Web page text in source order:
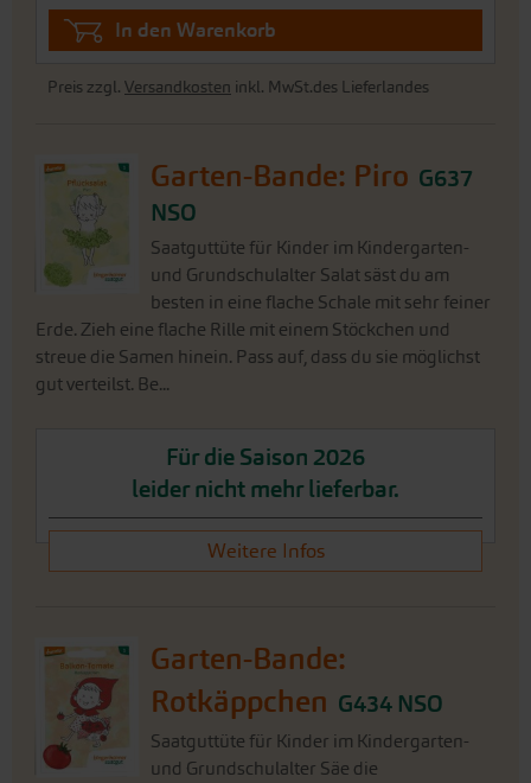
In den Warenkorb
Preis zzgl. Versandkosten inkl. MwSt.des Lieferlandes
Garten-Bande: Piro G637
NSO
Saatguttüte für Kinder im Kindergarten-
und Grundschulalter Salat säst du am
besten in eine flache Schale mit sehr feiner
Erde. Zieh eine flache Rille mit einem Stöckchen und
streue die Samen hinein. Pass auf, dass du sie möglichst
gut verteilst. Be...
Für die Saison 2026
leider nicht mehr lieferbar.
Weitere Infos
Garten-Bande:
Rotkäppchen G434 NSO
Saatguttüte für Kinder im Kindergarten-
und Grundschulalter Säe die